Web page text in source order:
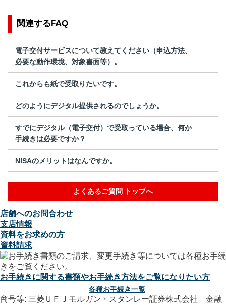
関連するFAQ
電子交付サービスについて教えてください（申込方法、
必要な動作環境、対象書面等）。
これからも紙で受取りたいです。
どのようにデジタル提供されるのでしょうか。
すでにデジタル（電子交付）で受取っている場合、何か
手続きは必要ですか？
NISAのメリットはなんですか。
よくあるご質問 トップへ
店舗へのお問合わせ
支店情報
資料をお求めの方
資料請求
お手続きに関する書類やお手続き方法をご覧になりたい方
各種お手続き一覧
商号等: 三菱ＵＦＪモルガン・スタンレー証券株式会社 金融